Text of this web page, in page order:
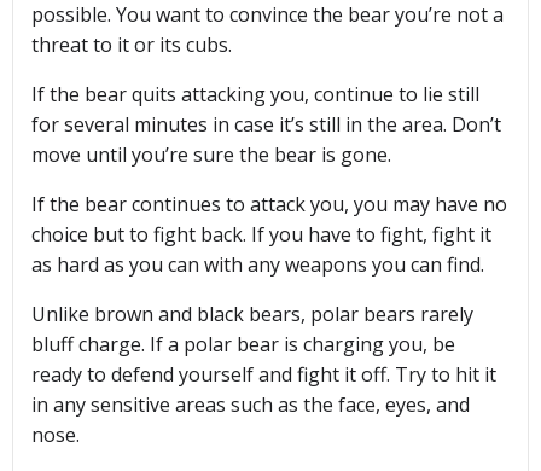
possible. You want to convince the bear you’re not a
threat to it or its cubs.
If the bear quits attacking you, continue to lie still
for several minutes in case it’s still in the area. Don’t
move until you’re sure the bear is gone.
If the bear continues to attack you, you may have no
choice but to fight back. If you have to fight, fight it
as hard as you can with any weapons you can find.
Unlike brown and black bears, polar bears rarely
bluff charge. If a polar bear is charging you, be
ready to defend yourself and fight it off. Try to hit it
in any sensitive areas such as the face, eyes, and
nose.